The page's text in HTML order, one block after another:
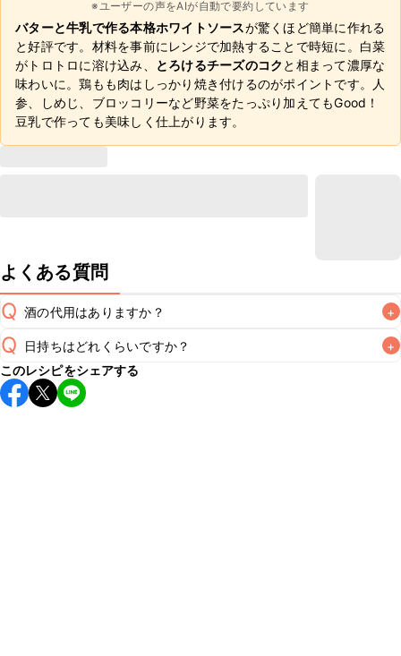
※ユーザーの声をAIが自動で要約しています
バターと牛乳で作る本格ホワイトソースが驚くほど簡単に作れる
と好評です。材料を事前にレンジで加熱することで時短に。白菜
がトロトロに溶け込み、
とろけるチーズのコク と相まって濃厚な
味わいに。鶏もも肉はしっかり焼き付けるのがポイントです。人
参、しめじ、ブロッコリーなど野菜をたっぷり加えてもGood！
豆乳で作っても美味しく仕上がります。
よくある質問
Q 酒の代用はありますか？ +
A
Q 日持ちはどれくらいですか？ +
保存期間は冷蔵で翌日中が目安です。なるべくお早めにお召
し上がりください。
このレシピをシェアする